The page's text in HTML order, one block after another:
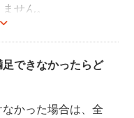
せん。
できなかったらど
かった場合は、全